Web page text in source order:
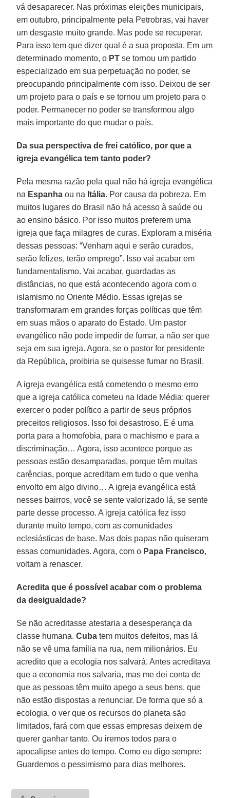
vá desaparecer. Nas próximas eleições municipais,
em outubro, principalmente pela Petrobras, vai haver
um desgaste muito grande. Mas pode se recuperar.
Para isso tem que dizer qual é a sua proposta. Em um
determinado momento, o PT se tornou um partido
especializado em sua perpetuação no poder, se
preocupando principalmente com isso. Deixou de ser
um projeto para o país e se tornou um projeto para o
poder. Permanecer no poder se transformou algo
mais importante do que mudar o país.
Da sua perspectiva de frei católico, por que a
igreja evangélica tem tanto poder?
Pela mesma razão pela qual não há igreja evangélica
na Espanha ou na Itália. Por causa da pobreza. Em
muitos lugares do Brasil não há acesso à saúde ou
ao ensino básico. Por isso muitos preferem uma
igreja que faça milagres de curas. Exploram a miséria
dessas pessoas: “Venham aqui e serão curados,
serão felizes, terão emprego”. Isso vai acabar em
fundamentalismo. Vai acabar, guardadas as
distâncias, no que está acontecendo agora com o
islamismo no Oriente Médio. Essas igrejas se
transformaram em grandes forças políticas que têm
em suas mãos o aparato do Estado. Um pastor
evangélico não pode impedir de fumar, a não ser que
seja em sua igreja. Agora, se o pastor for presidente
da República, proibiria se quisesse fumar no Brasil.
A igreja evangélica está cometendo o mesmo erro
que a igreja católica cometeu na Idade Média: querer
exercer o poder político a partir de seus próprios
preceitos religiosos. Isso foi desastroso. E é uma
porta para a homofobia, para o machismo e para a
discriminação… Agora, isso acontece porque as
pessoas estão desamparadas, porque têm muitas
carências, porque acreditam em tudo o que venha
envolto em algo divino… A igreja evangélica está
nesses bairros, você se sente valorizado lá, se sente
parte desse processo. A igreja católica fez isso
durante muito tempo, com as comunidades
eclesiásticas de base. Mas dois papas não quiseram
essas comunidades. Agora, com o Papa Francisco,
voltam a renascer.
Acredita que é possível acabar com o problema
da desigualdade?
Se não acreditasse atestaria a desesperança da
classe humana.Cuba tem muitos defeitos, mas lá
não se vê uma família na rua, nem milionários. Eu
acredito que a ecologia nos salvará. Antes acreditava
que a economia nos salvaria, mas me dei conta de
que as pessoas têm muito apego a seus bens, que
não estão dispostas a renunciar. De forma que só a
ecologia, o ver que os recursos do planeta são
limitados, fará com que essas empresas deixem de
querer ganhar tanto. Ou iremos todos para o
apocalipse antes do tempo. Como eu digo sempre:
Guardemos o pessimismo para dias melhores.